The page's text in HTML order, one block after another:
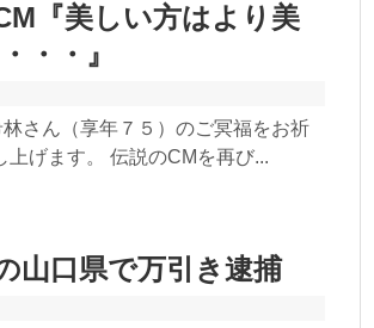
『美しい方はより美
・・』
さん（享年７５）のご冥福をお祈
上げます。 伝説のCMを再び...
山口県で万引き逮捕